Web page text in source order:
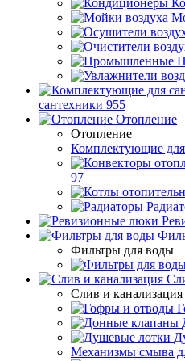
сантехники 955
Отопление
Отопление
Комплектующие
97
Фильтры для воды
Слив и канализация
Механизмы смыва